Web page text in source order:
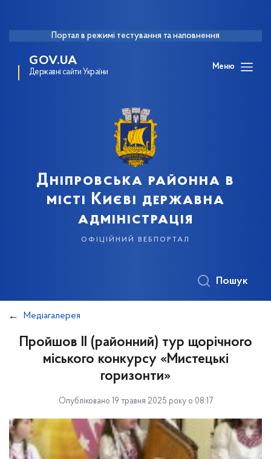
Портал в режимі тестування та наповнення
GOV.UA
Державні сайти України
Меню
Дніпровська районна в
місті Києві державна
адміністрація
офіційний вебпортал
Пошук
Медіагалерея
Пройшов ІІ (районний) тур щорічного
міського конкурсу «Мистецькі
горизонти»
Опубліковано 19 травня 2025 року о 08:17